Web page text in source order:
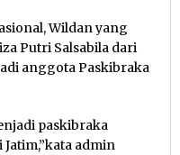
Wildan yang
Putri Salsabila dari
anggota Paskibraka
paskibraka
admin